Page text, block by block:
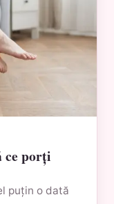
ce porți
puțin o dată